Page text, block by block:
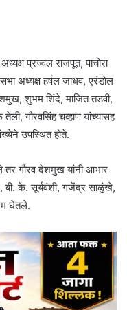
प्रज्वल राजपूत, पाचोरा
अध्यक्ष हर्षल जाधव, एरंडोल
शुभम शिंदे, माजित तडवी,
गौरवसिंह चव्हाण यांच्यासह
संख्येने उपस्थित होते.
तर गौरव देशमुख यांनी आभार
बी. के. सूर्यवंशी, गजेंद्र साळुंखे,
घेतले.